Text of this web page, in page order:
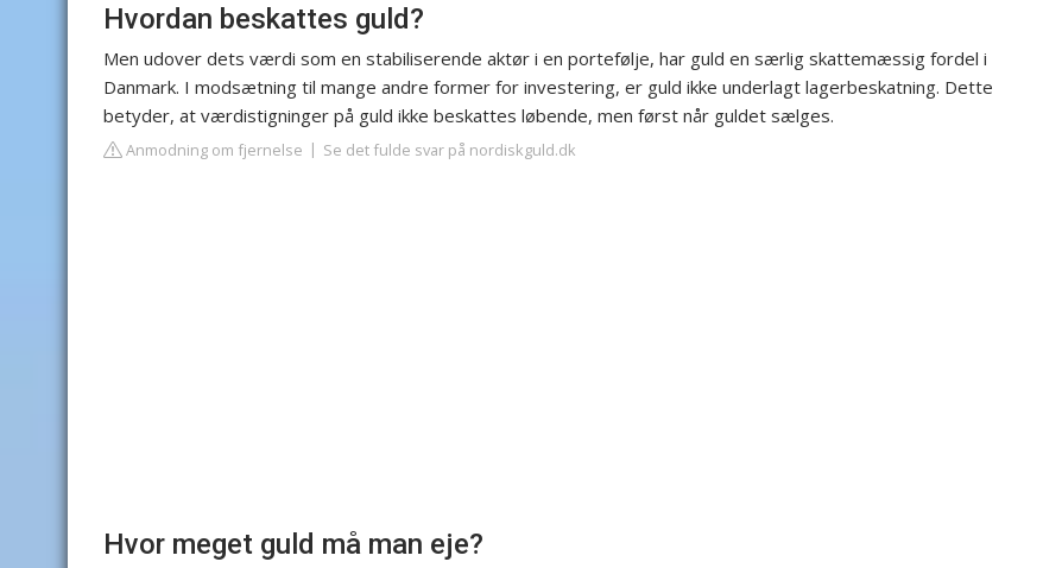
Hvordan beskattes guld?
Men udover dets værdi som en stabiliserende aktør i en portefølje, har guld en særlig skattemæssig fordel i
Danmark. I modsætning til mange andre former for investering, er guld ikke underlagt lagerbeskatning. Dette
betyder, at værdistigninger på guld ikke beskattes løbende, men først når guldet sælges.
Anmodning om fjernelse Se det fulde svar på nordiskguld.dk
Hvor meget guld må man eje?